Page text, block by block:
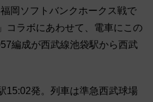
岡ソフトバンクホークス戦で
コラボにあわせて、電車にこの
編成が西武線池袋駅から西武
15:02発。列車は準急西武球場